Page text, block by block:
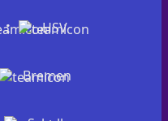
: HSV
Bremen